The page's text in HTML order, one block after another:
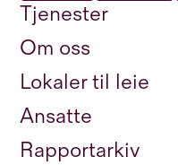
Tjenester
Om oss
Lokaler til leie
Ansatte
Rapportarkiv